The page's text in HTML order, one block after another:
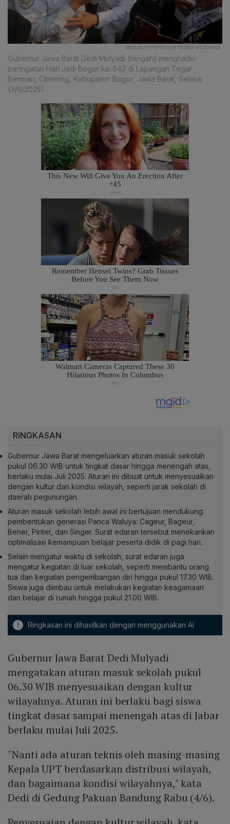
ANTARA FOTO/YULIUS SATRIA WIJAYA/NZ.
Gubernur Jawa Barat Dedi Mulyadi (tengah) menghadiri
peringatan Hari Jadi Bogor ke-543 di Lapangan Tegar
Beriman, Cibinong, Kabupaten Bogor, Jawa Barat, Selasa
(3/6/2025).
RINGKASAN
Gubernur Jawa Barat mengeluarkan aturan masuk sekolah
pukul 06.30 WIB untuk tingkat dasar hingga menengah atas,
berlaku mulai Juli 2025. Aturan ini dibuat untuk menyesuaikan
dengan kultur dan kondisi wilayah, seperti jarak sekolah di
daerah pegunungan.
Aturan masuk sekolah lebih awal ini bertujuan mendukung
pembentukan generasi Panca Waluya: Cageur, Bageur,
Bener, Pinter, dan Singer. Surat edaran tersebut menekankan
optimalisasi kemampuan belajar peserta didik di pagi hari.
Selain mengatur waktu di sekolah, surat edaran juga
mengatur kegiatan di luar sekolah, seperti membantu orang
tua dan kegiatan pengembangan diri hingga pukul 17.30 WIB.
Siswa juga diimbau untuk melakukan kegiatan keagamaan
dan belajar di rumah hingga pukul 21.00 WIB.
! Ringkasan ini dihasilkan dengan menggunakan AI
Gubernur Jawa Barat Dedi Mulyadi
mengatakan aturan masuk sekolah pukul
06.30 WIB menyesuaikan dengan kultur
wilayahnya. Aturan ini berlaku bagi siswa
tingkat dasar sampai menengah atas di Jabar
berlaku mulai Juli 2025.
"Nanti ada aturan teknis oleh masing-masing
Kepala UPT berdasarkan distribusi wilayah,
dan bagaimana kondisi wilayahnya," kata
Dedi di Gedung Pakuan Bandung Rabu (4/6).